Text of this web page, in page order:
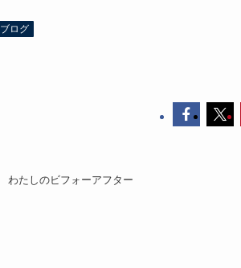
ブログ
わたしのビフォーアフター